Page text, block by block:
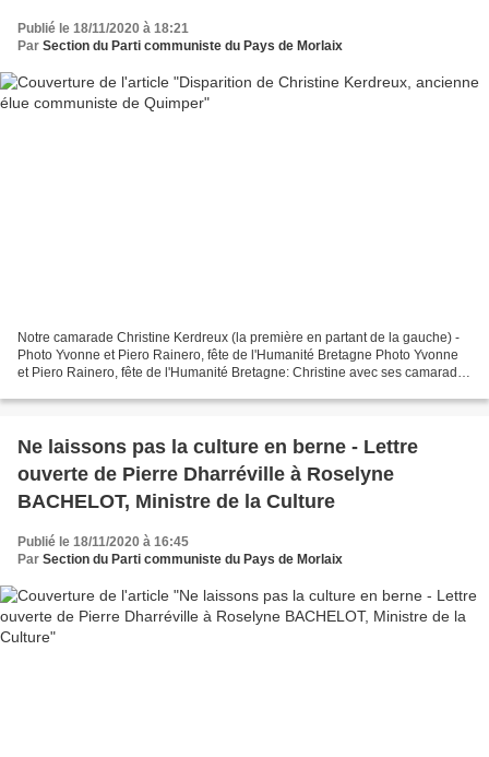
Publié le 18/11/2020 à 18:21
Par Section du Parti communiste du Pays de Morlaix
Notre camarade Christine Kerdreux (la première en partant de la gauche) -
Photo Yvonne et Piero Rainero, fête de l'Humanité Bretagne Photo Yvonne
et Piero Rainero, fête de l'Humanité Bretagne: Christine avec ses camarades
Ne laissons pas la culture en berne - Lettre
ouverte de Pierre Dharréville à Roselyne
BACHELOT, Ministre de la Culture
Publié le 18/11/2020 à 16:45
Par Section du Parti communiste du Pays de Morlaix